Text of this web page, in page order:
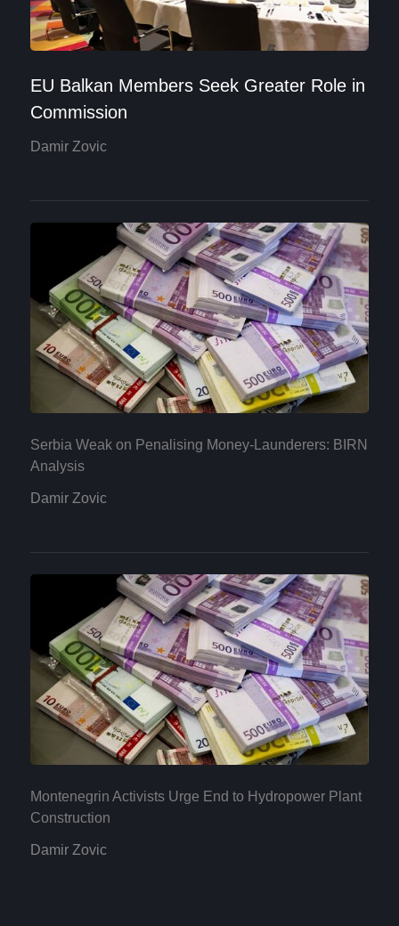
EU Balkan Members Seek Greater Role in
Commission
Damir Zovic
Serbia Weak on Penalising Money-Launderers: BIRN
Analysis
Damir Zovic
Montenegrin Activists Urge End to Hydropower Plant
Construction
Damir Zovic